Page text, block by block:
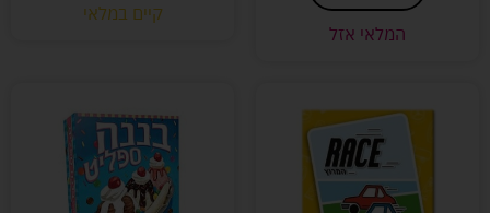
המלאי אזל
קיים במלאי